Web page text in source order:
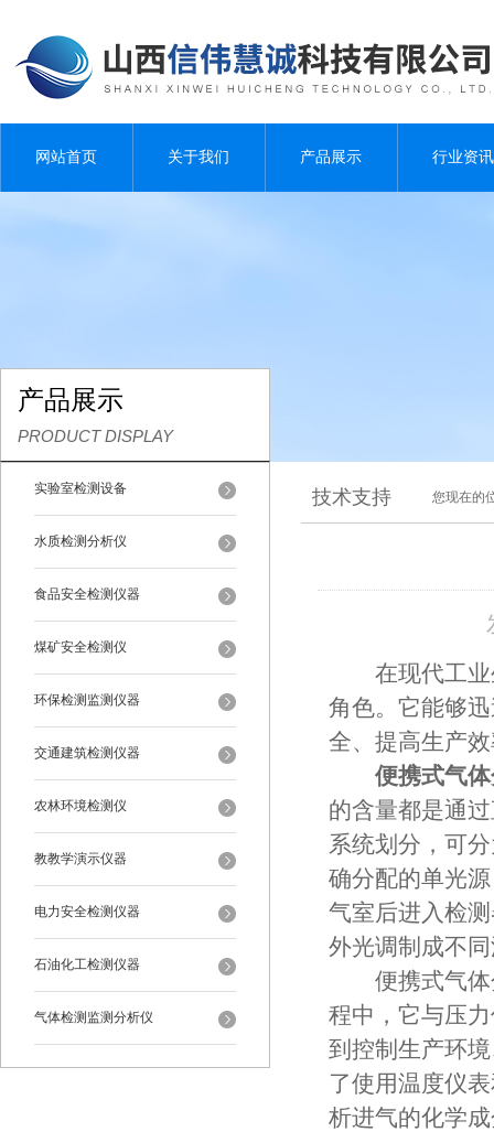
网站首页 关于我们 产品展示 行业资讯
产品展示
PRODUCT DISPLAY
实验室检测设备
水质检测分析仪
食品安全检测仪器
煤矿安全检测仪
环保检测监测仪器
交通建筑检测仪器
农林环境检测仪
教教学演示仪器
电力安全检测仪器
石油化工检测仪器
气体检测监测分析仪
技术支持 您现在的
在现代工业生
角色。它能够
全、提高生产
便携式气
的含量都是通
系统划分，可
确分配的单光
气室后进入检
外光调制成不
便携式气体分
程中，它与压
到控制生产环
了使用温度仪
析进气的化学